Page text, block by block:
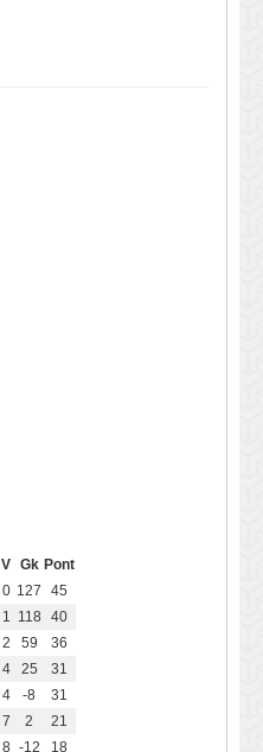
V Gk Pont
0 127
45
1 118
40
2 59
36
4 25
31
4 -8
31
7 2
21
8 -12
18